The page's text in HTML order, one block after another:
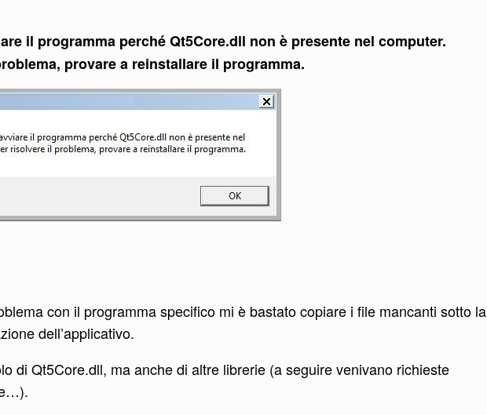
il programma perché Qt5Core.dll non è presente nel computer.
provare a reinstallare il programma.
con il programma specifico mi è bastato copiare i file mancanti sotto la
dell’applicativo.
di Qt5Core.dll, ma anche di altre librerie (a seguire venivano richieste